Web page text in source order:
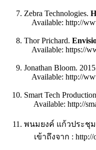
Zebra Technologies.
Available: http://
Thor Prichard.
Available: https://
Jonathan Bloom.
Available: http://
Smart Tech
Available: http://
พนมยงค์ แก้วประชุม.
เข้าถึงจาก : http://